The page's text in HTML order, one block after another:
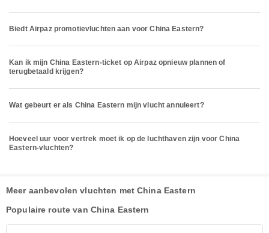
Biedt Airpaz promotievluchten aan voor China Eastern?
Kan ik mijn China Eastern-ticket op Airpaz opnieuw plannen of
terugbetaald krijgen?
Wat gebeurt er als China Eastern mijn vlucht annuleert?
Hoeveel uur voor vertrek moet ik op de luchthaven zijn voor China
Eastern-vluchten?
Meer aanbevolen vluchten met China Eastern
Populaire route van China Eastern